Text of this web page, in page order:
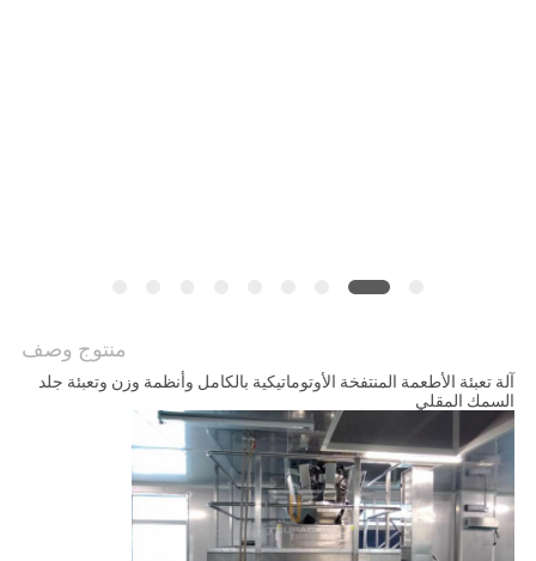
منتوج وصف
آلة تعبئة الأطعمة المنتفخة الأوتوماتيكية بالكامل وأنظمة وزن وتعبئة جلد
السمك المقلي